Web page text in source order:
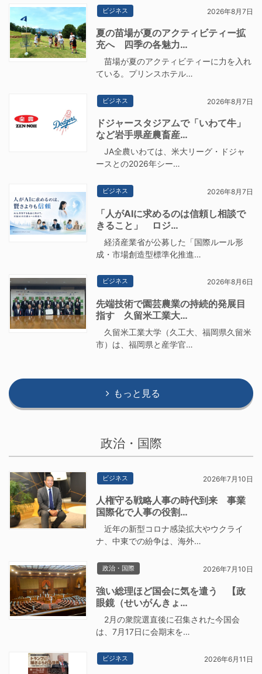
ビジネス 2026年8月7日
夏の苗場が夏のアクティビティー拡
充へ 四季の各魅力…
苗場が夏のアクティビティーに力を入れ
ている。プリンスホテル…
ビジネス 2026年8月7日
ドジャースタジアムで「いわて牛」
など岩手県産農畜産…
JA全農いわては、米大リーグ・ドジャ
ースとの2026年シー…
ビジネス 2026年8月7日
「人がAIに求めるのは信頼し相談で
きること」 ロジ…
経済産業省が公募した「国際ルール形
成・市場創造型標準化推進…
ビジネス 2026年8月6日
先端技術で園芸農業の持続的発展目
指す 久留米工業大…
久留米工業大学（久工大、福岡県久留米
市）は、福岡県と産学官…
もっと見る
政治・国際
ビジネス 2026年7月10日
人権守る戦略人事の時代到来 事業
国際化で人事の役割…
近年の新型コロナ感染拡大やウクライ
ナ、中東での紛争は、海外…
政治・国際 2026年7月10日
強い総理ほど国会に気を遣う 【政
眼鏡（せいがんきょ…
2月の衆院選直後に召集された今国会
は、7月17日に会期末を…
ビジネス 2026年6月11日